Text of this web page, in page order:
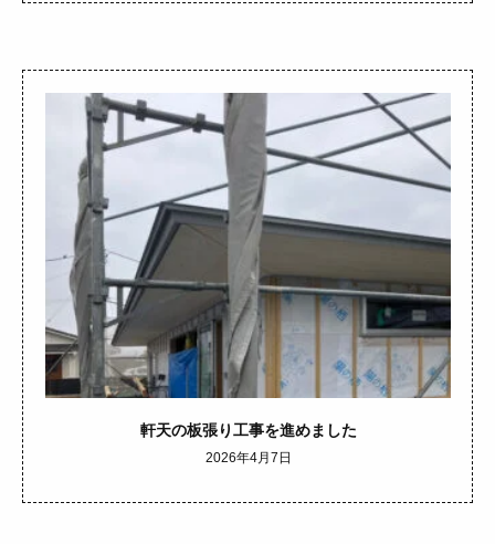
軒天の板張り工事を進めました
2026年4月7日